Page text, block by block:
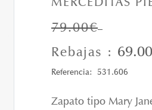
79.00€
Rebajas :
Referencia: 531.606
Zapato tipo Mary